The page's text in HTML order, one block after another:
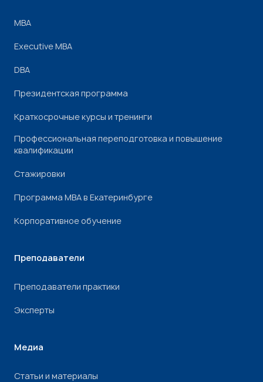
МВА
Executive MBA
DBA
Президентская программа
Краткосрочные курсы и тренинги
Профессиональная переподготовка и повышение
квалификации
Стажировки
Программа МВА в Екатеринбурге
Корпоративное обучение
Преподаватели
Преподаватели практики
Эксперты
Медиа
Статьи и материалы